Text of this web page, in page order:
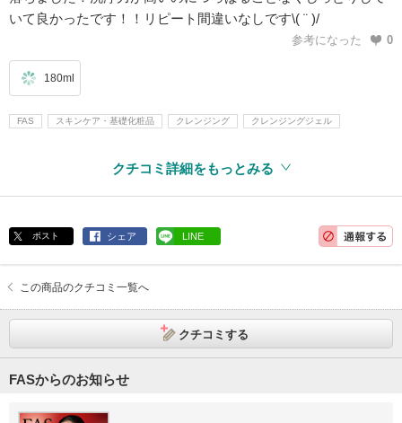
いて良かったです！！リピート間違いなしです\( ¨ )/
参考になった 0
180ml
FAS スキンケア・基礎化粧品 クレンジング クレンジングジェル
クチコミ詳細をもっとみる
ポスト シェア LINE
この商品のクチコミ一覧へ
クチコミする
FASからのお知らせ